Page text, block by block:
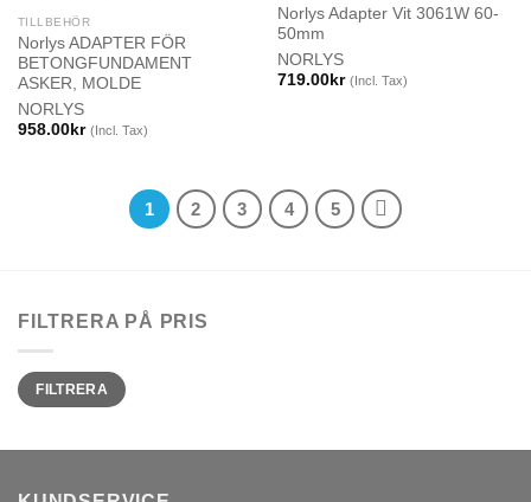
TILLBEHÖR
Norlys ADAPTER FÖR
BETONGFUNDAMENT
ASKER, MOLDE
NORLYS
958.00kr (Incl. Tax)
Norlys Adapter Vit 3061W 60-
50mm
NORLYS
719.00kr (Incl. Tax)
1 2 3 4 5
FILTRERA PÅ PRIS
Min
pris
Max
prisFILTRERA